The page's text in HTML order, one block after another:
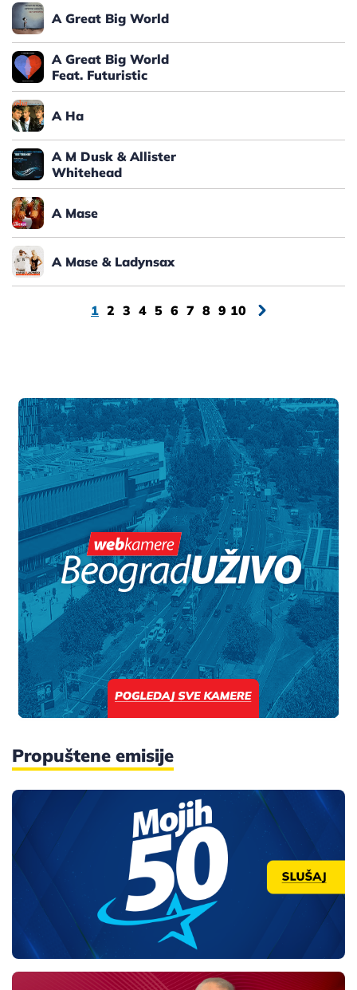
A Great Big World
A Great Big World
Feat. Futuristic
A Ha
A M Dusk & Allister
Whitehead
A Mase
A Mase & Ladynsax
1 2 3 4 5 6 7 8 9 10
Propuštene emisije